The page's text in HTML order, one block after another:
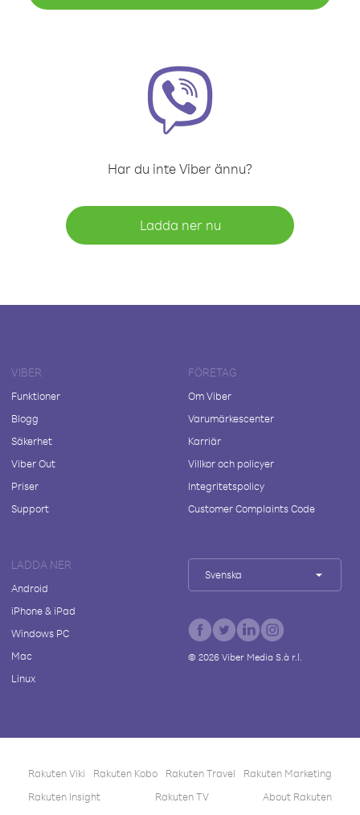
Har du inte Viber ännu?
Ladda ner nu
VIBER
Funktioner
Blogg
Säkerhet
Viber Out
Priser
Support
FÖRETAG
Om Viber
Varumärkescenter
Karriär
Villkor och policyer
Integritetspolicy
Customer Complaints Code
LADDA NER
Android
iPhone & iPad
Windows PC
Mac
Linux
Svenska
© 2026Viber Media S.à r.l.
Rakuten Viki Rakuten Kobo Rakuten Travel
Rakuten Marketing
Rakuten Insight
Rakuten TV About Rakuten